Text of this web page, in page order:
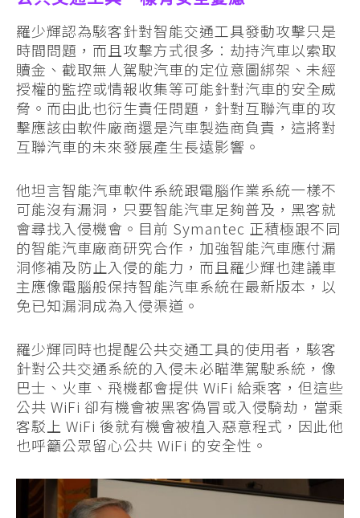
羅少輝認為駭客針對智能交通工具發動攻擊只是
時間問題，而且攻擊方式很多：劫持汽車以索取
贖金、截取無人駕駛汽車的定位意圖綁架、未經
授權的監控或情報收集等可能針對汽車的安全威
脅。而由此也衍生責任問題，針對互聯汽車的攻
擊應該由軟件廠商還是汽車製造商負責，這將對
互聯汽車的未來發展產生長遠影響。
他坦言智能汽車軟件系統跟電腦作業系統一樣不
可能沒有漏洞，只要智能汽車足夠普及，黑客就
會尋找入侵機會。目前 Symantec 正積極跟不同
的智能汽車廠商研究合作，加強智能汽車應付漏
洞修補及防止入侵的能力，而且羅少輝也建議車
主應像電腦般保持智能汽車系統在最新版本，以
免已知漏洞成為入侵渠道。
羅少輝同時也提醒公共交通工具的使用者，駭客
針對公共交通系統的入侵未必瞄準駕駛系統，像
巴士、火車、飛機都會提供 WiFi 給乘客，但這些
公共 WiFi 卻有機會被黑客偽冒或入侵騎劫，當乘
客駁上 WiFi 後就有機會被植入惡意程式，因此他
也呼籲公眾留心公共 WiFi 的安全性。